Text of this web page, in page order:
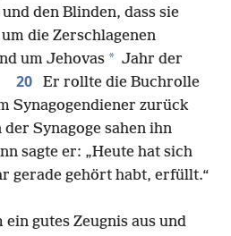
den Blinden, dass sie
die Zerschlagenen
um Jehovas * Jahr der
20
Er rollte die Buchrolle
Synagogendiener zurück
Synagoge sahen ihn
sagte er: „Heute hat sich
gerade gehört habt, erfüllt.“
gutes Zeugnis aus und